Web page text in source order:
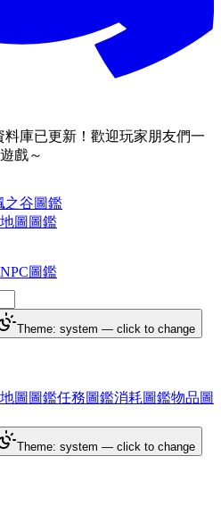
料庫已更新！歡迎玩家朋友們一
戲～
之谷圖鑑
地圖圖鑑
NPC圖鑑
Theme: system — click to change
地圖圖鑑任務圖鑑消耗圖鑑物品圖
Theme: system — click to change